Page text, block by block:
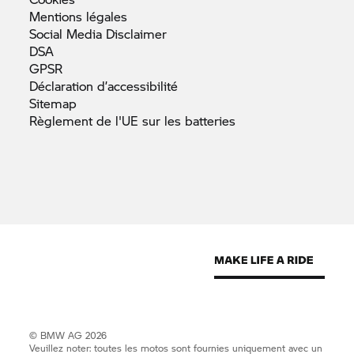
Mentions légales
Social Media Disclaimer
DSA
GPSR
Déclarationd’accessibilité
Sitemap
Règlement de l'UE sur les batteries
© BMW AG 2026
Veuillez noter: toutes les motos sont fournies uniquement avec un